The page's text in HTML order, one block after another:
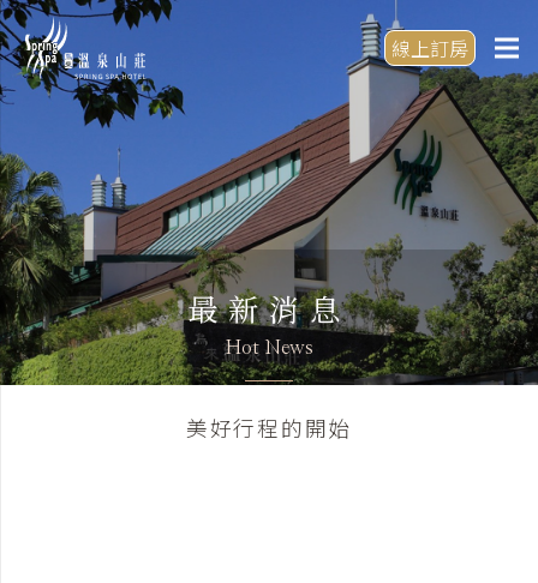
線上訂房
最新消息
Hot News
美好行程的開始